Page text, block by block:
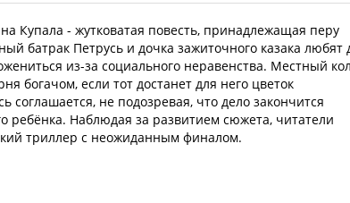
Купала - жутковатая повесть, принадлежащая перу
батрак Петрусь и дочка зажиточного казака любят
из-за социального неравенства. Местный
богачом, если тот достанет для него цветок
соглашается, не подозревая, что дело закончится
ребёнка. Наблюдая за развитием сюжета, читатели
триллер с неожиданным финалом.